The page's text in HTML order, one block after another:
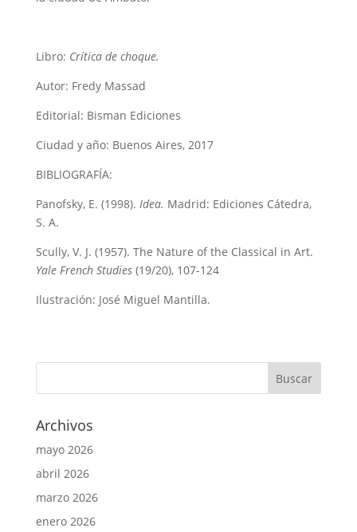
Libro: Crítica de choque.
Autor: Fredy Massad
Editorial: Bisman Ediciones
Ciudad y año: Buenos Aires, 2017
BIBLIOGRAFÍA:
Panofsky, E. (1998). Idea. Madrid: Ediciones Cátedra,
S. A.
Scully, V. J. (1957). The Nature of the Classical in Art.
Yale French Studies(19/20), 107-124
Ilustración: José Miguel Mantilla.
Archivos
mayo 2026
abril 2026
marzo 2026
enero 2026